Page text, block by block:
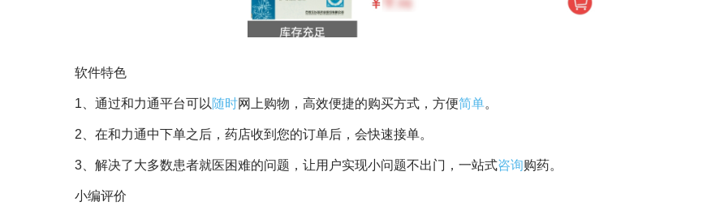
软件特色
1、通过和力通平台可以 随时网上购物，高效便捷的购买方式，方便简单。
2、在和力通中下单之后，药店收到您的订单后，会快速接单。
3、解决了大多数患者就医困难的问题，让用户实现小问题不出门，一站式咨询购药。
小编评价